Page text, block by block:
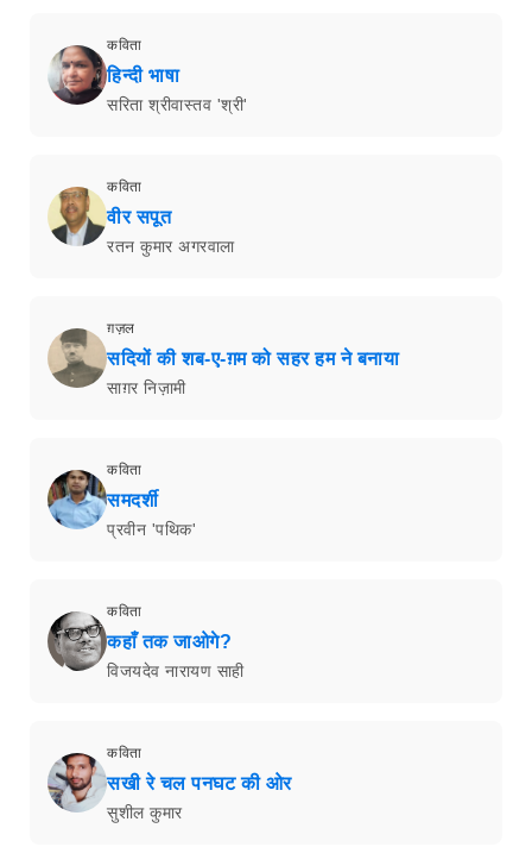
कविता
हिन्दी भाषा
सरिता श्रीवास्तव 'श्री'
कविता
वीर सपूत
रतन कुमार अगरवाला
ग़ज़ल
सदियों की शब-ए-ग़म को सहर हम ने बनाया
साग़र निज़ामी
कविता
समदर्शी
प्रवीन 'पथिक'
कविता
कहाँ तक जाओगे?
विजयदेव नारायण साही
कविता
सखी रे चल पनघट की ओर
सुशील कुमार